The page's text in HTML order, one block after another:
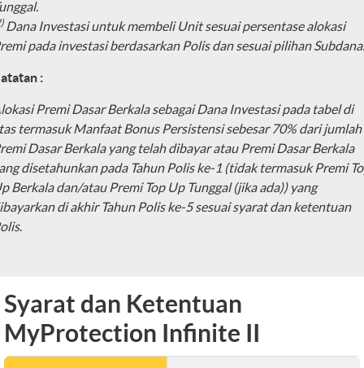
Dana Investasi untuk membeli Unit sesuai persentase alokasi
pada investasi berdasarkan Polis dan sesuai pilihan Subdana.
:
Premi Dasar Berkala sebagai Dana Investasi pada tabel di
termasukManfaat Bonus Persistensi sebesar 70% dari jumlah
Dasar Berkala yang telah dibayaratau Premi Dasar Berkala
disetahunkan pada Tahun Polis ke-1 (tidak termasuk Premi
Berkala dan/atau Premi Top Up Tunggal (jika ada)) yang
di akhir Tahun Polis ke-5sesuai syarat dan ketentuan
.
Syarat dan Ketentuan
MyProtection Infinite II